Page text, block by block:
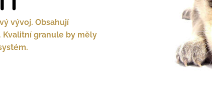
vývoj. Obsahují
Kvalitní granule by měly